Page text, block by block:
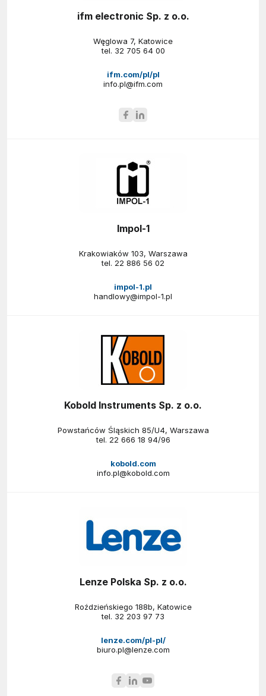
ifm electronic Sp. z o.o.
Węglowa 7, Katowice
tel. 32 705 64 00
ifm.com/pl/pl
info.pl@ifm.com
Impol-1
Krakowiaków 103, Warszawa
tel. 22 886 56 02
impol-1.pl
handlowy@impol-1.pl
Kobold Instruments Sp. z o.o.
Powstańców Śląskich 85/U4, Warszawa
tel. 22 666 18 94/96
kobold.com
info.pl@kobold.com
Lenze Polska Sp. z o.o.
Roździeńskiego 188b, Katowice
tel. 32 203 97 73
lenze.com/pl-pl/
biuro.pl@lenze.com